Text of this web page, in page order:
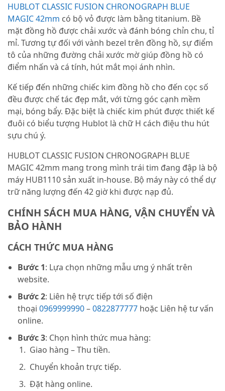
HUBLOT CLASSIC FUSION CHRONOGRAPH BLUE
MAGIC 42mm có bộ vỏ được làm bằng titanium. Bề
mặt đồng hồ được chải xước và đánh bóng chỉn chu, tỉ
mỉ. Tương tự đối với vành bezel trên đồng hồ, sự điểm
tô của những đường chải xước mờ giúp đồng hồ có
điểm nhấn và cá tính, hút mắt mọi ánh nhìn.
Kế tiếp đến những chiếc kim đồng hồ cho đến cọc số
đều được chế tác đẹp mắt, với từng góc cạnh mềm
mại, bóng bẩy. Đặc biệt là chiếc kim phút được thiết kế
đuôi có biểu tượng Hublot là chữ H cách điệu thu hút
sựu chú ý.
HUBLOT CLASSIC FUSION CHRONOGRAPH BLUE
MAGIC 42mm mang trong mình trái tim đang đập là bộ
máy HUB1110 sản xuất in-house. Bộ máy này có thể dự
trữ năng lượng đến 42 giờ khi được nạp đủ.
CHÍNH SÁCH MUA HÀNG, VẬN CHUYỂN VÀ
BẢO HÀNH
CÁCH THỨC MUA HÀNG
Bước 1: Lựa chọn những mẫu ưng ý nhất trên
website.
Bước 2: Liên hệ trực tiếp tới số điện
thoại 0969999990–0822877777 hoặc Liên hệ tư vấn
online.
Bước 3: Chọn hình thức mua hàng:
Giao hàng – Thu tiền.
Chuyển khoản trực tiếp.
Đặt hàng online.